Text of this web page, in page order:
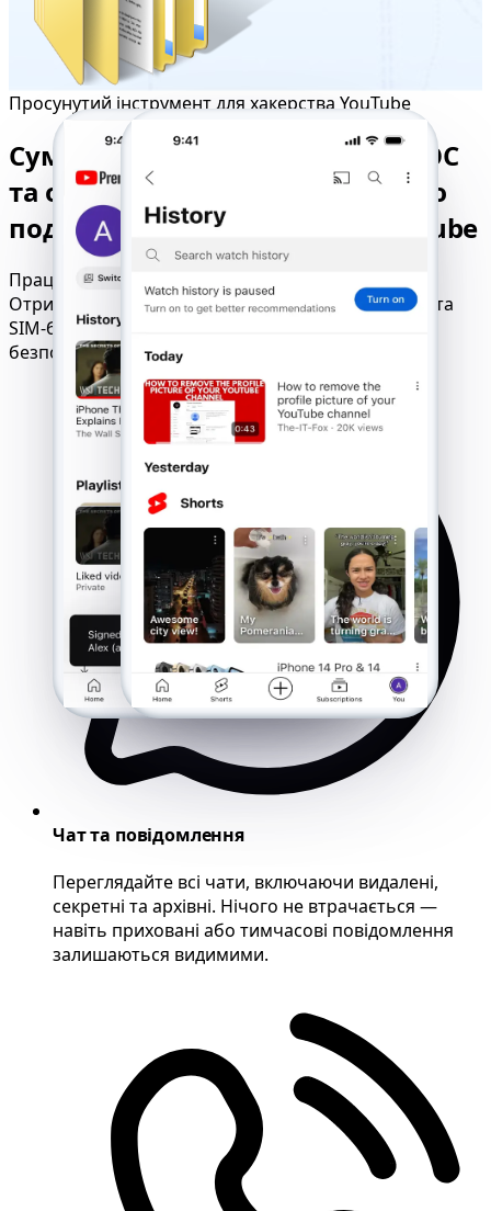
Просунутий інструмент для хакерства YouTube
Сумісний з усіма пристроями, ОС
та операторами — почніть свою
подорож у світі хакерства YouTube
Працює на iOS, Android, Windows та macOS.
Отримайте безперебійний доступ без інсталяцій та
SIM-блокувань — просто запустіть його
безпосередньо у своєму браузері.
Чат та повідомлення
Переглядайте всі чати, включаючи видалені,
секретні та архівні. Нічого не втрачається —
навіть приховані або тимчасові повідомлення
залишаються видимими.